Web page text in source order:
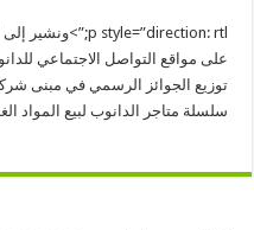
p style=”direction: rtl;”>
ونشير إلى
على مواقع التواصل الاجتماعي
توزيع الجوائز الرسمي في مبنى
سلسلة متاجر الدانوب لبيع المواد